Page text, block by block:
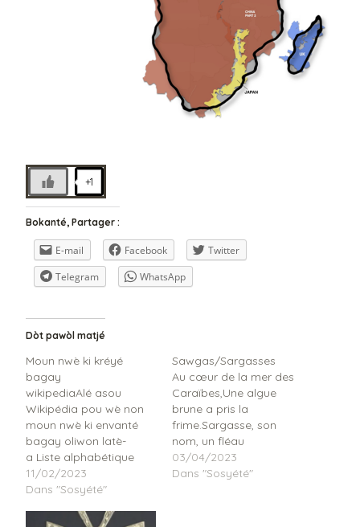
+1
Bokanté, Partager :
E-mail Facebook
Twitter
Telegram
WhatsApp
Dòt pawòl matjé
Moun nwè ki kréyé
bagay
wikipediaAlé asou
Wikipédia pou wè non
moun nwè ki envanté
bagay oliwon latè-
a Liste alphabétique
des scientifiques et
inventeurs afro-
américains. Inventeurs
11/02/2023
Dans "Sosyété"
Sawgas/Sargasses
Au cœur de la mer des
Caraïbes,Une algue
brune a pris la
frime.Sargasse, son
nom, un fléau
désormais,Étouffant les
récifs, faisant mourir les
03/04/2023
Dans "Sosyété"